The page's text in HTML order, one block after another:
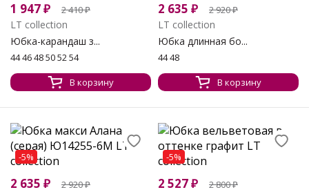
1 947₽ 2 410₽
LT collection
Юбка-карандаш з...
44 46 48 50 52 54
В корзину
2 635 ₽ 2 920₽
LT collection
Юбка длинная бо...
44 48
В корзину
-5%
2 635 ₽ 2 920₽
-5%
2 527₽ 2 800₽